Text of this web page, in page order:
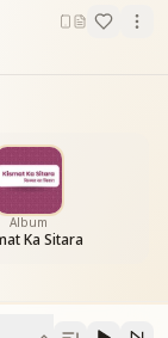
Album
Ka Sitara